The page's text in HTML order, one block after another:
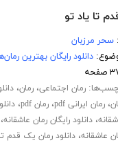
تا یاد تو
سحر مرزبان
دانلود رایگان بهترین
رمان اجتماعی،رمان،
،رمان ایرانی pdf ،رمان pdf ،
،دانلود رایگان رمان عاشقانه
عاشقانه،دانلود رمان یک قدم